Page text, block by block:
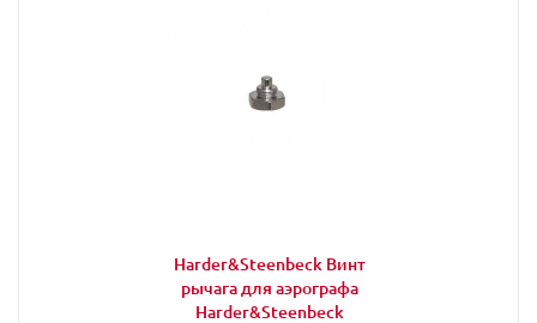
Harder&Steenbeck Винт
рычага для аэрографа
Harder&Steenbeck